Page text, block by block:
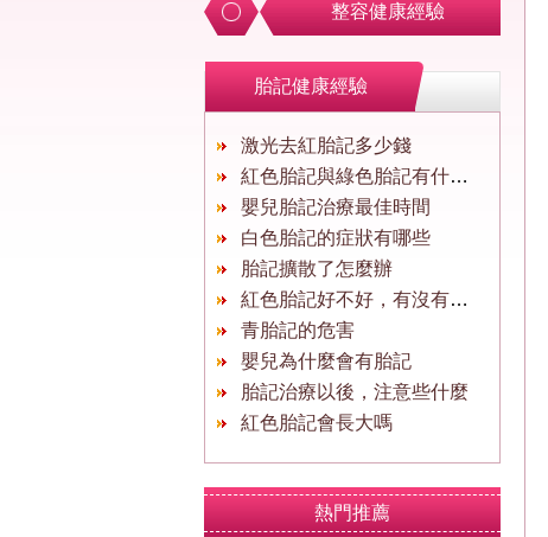
整容健康經驗
胎記健康經驗
激光去紅胎記多少錢
紅色胎記與綠色胎記有什麼區別
嬰兒胎記治療最佳時間
白色胎記的症狀有哪些
胎記擴散了怎麼辦
紅色胎記好不好，有沒有危害
青胎記的危害
嬰兒為什麼會有胎記
胎記治療以後，注意些什麼
紅色胎記會長大嗎
熱門推薦